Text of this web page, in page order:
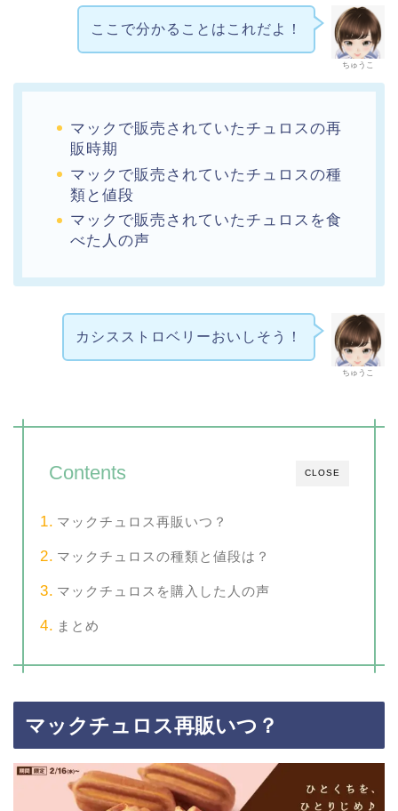
ちゅうこ
ここで分かることはこれだよ！
マックで販売されていたチュロスの再
販時期
マックで販売されていたチュロスの種
類と値段
マックで販売されていたチュロスを食
べた人の声
ちゅうこ
カシスストロベリーおいしそう！
CLOSE
Contents
マックチュロス再販いつ？
マックチュロスの種類と値段は？
マックチュロスを購入した人の声
まとめ
マックチュロス再販いつ？